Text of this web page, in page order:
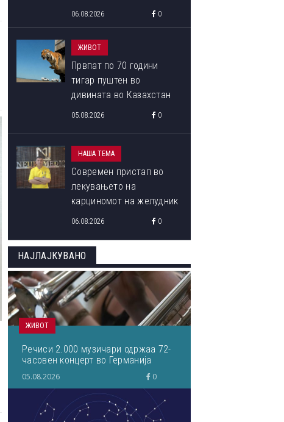
ОВА СЕ ПОБЕДНИЧКИТЕ ФОТОГРАФИИ ОД
ФОТОГРАФИЈА ОД ПРИРОДАТА ЗА 2023 ГОДИНА
06.08.2026 0
ЖИВОТ
Првпат по 70 години
тигар пуштен во
дивината во Казахстан
05.08.2026 0
НАША ТЕМА
Современ пристап во
лекувањето на
карциномот на желудник
06.08.2026 0
НАЈЛАЈКУВАНО
ЖИВОТ
Речиси 2.000 музичари одржаа 72-
часовен концерт во Германија
05.08.2026 0